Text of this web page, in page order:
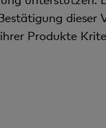
dieser
Produkte